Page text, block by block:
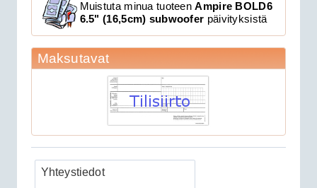
Clifford 330X1 C...
CAN 3903V autohälytin +
ultraääniliikeilmaisin DEI 509U
Muistuta minua tuoteenAmpire BOLD6
6.5" (16,5cm) subwoofer päivityksistä
Maksutavat
Yhteystiedot